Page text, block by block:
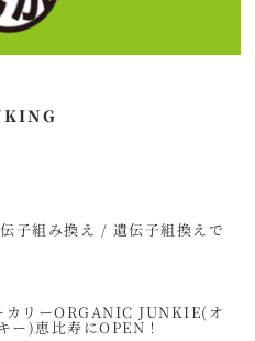
子組み換え / 遺伝子組換えで
カリーORGANIC JUNKIE(オ
ー)恵比寿にOPEN！